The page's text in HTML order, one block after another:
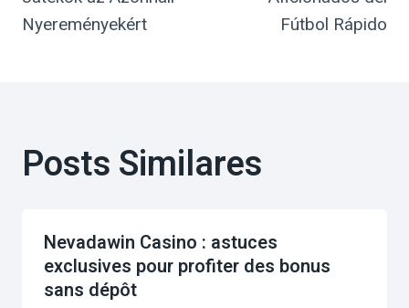
Nyereményekért
Fútbol Rápido
Posts Similares
Nevadawin Casino : astuces
exclusives pour profiter des bonus
sans dépôt